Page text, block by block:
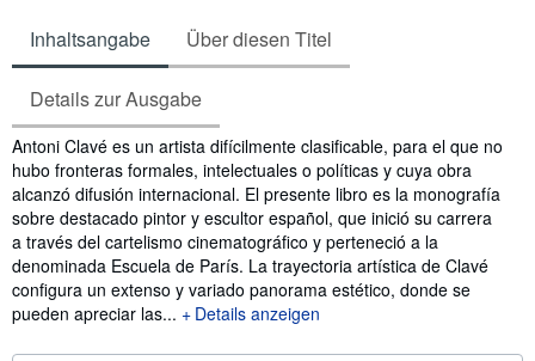
Inhaltsangabe Über diesen Titel
Details zur Ausgabe
Inhaltsangabe
Antoni Clavé es un artista difícilmente clasificable, para el que no
hubo fronteras formales, intelectuales o políticas y cuya obra
alcanzó difusión internacional. El presente libro es la monografía
sobre destacado pintor y escultor español, que inició su carrera
a través del cartelismo cinematográfico y perteneció a la
denominada Escuela de París. La trayectoria artística de Clavé
configura un extenso y variado panorama estético, donde se
pueden apreciar las...
Details anzeigen